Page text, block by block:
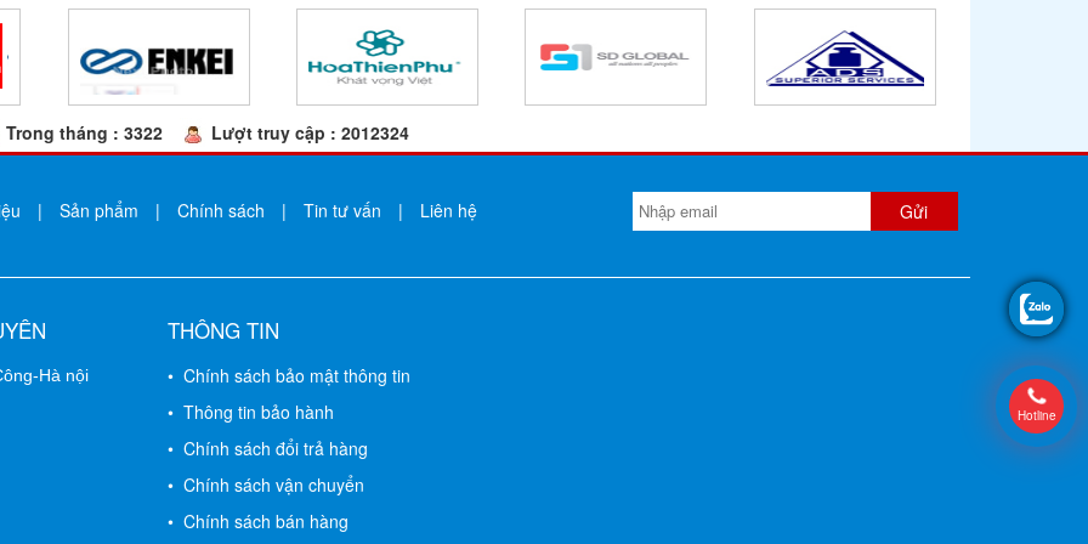
Trong tháng : 3322 Lượt truy cập : 2012324
| Sản phẩm | Chính sách | Tin tư vấn | Liên hệ
Hà nội
THÔNG TIN
• Chính sách bảo mật thông tin
• Thông tin bảo hành
• Chính sách đổi trả hàng
• Chính sách vận chuyển
• Chính sách bán hàng
Hotline